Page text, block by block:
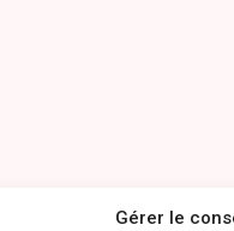
Gérer le